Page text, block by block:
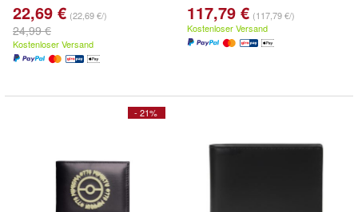
22,69 € (22,69 €/)
24,99 €
Kostenloser Versand
117,79 € (117,79 €/)
Kostenloser Versand
- 21%